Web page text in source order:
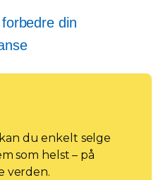
din
du enkelt selge
som helst – på
verden.